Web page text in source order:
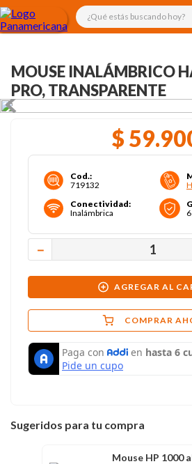
¿Qué estás buscando
MOUSE INALÁMBRICO
PRO, TRANSPARENTE
$ 59.
Cod.:
719132
Conectividad:
Inalámbrica
－
AGREGAR AL
COMPRAR
Sugeridos para tu compra
Mouse HP 1000